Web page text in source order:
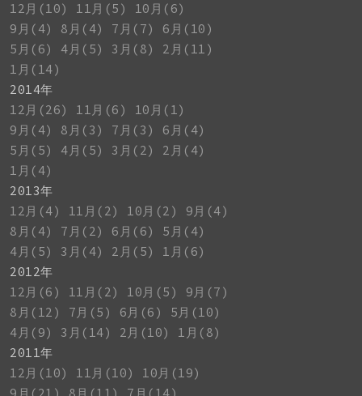
12月(10)
11月(5)
10月(6)
9月(4)
8月(4) 7月(7)
6月(10)
5月(6)
4月(5) 3月(8)
2月(11)
1月(14)
2014年
12月(26)
11月(6)
10月(1)
9月(4)
8月(3) 7月(3)
6月(4)
5月(5)
4月(5) 3月(2)
2月(4)
1月(4)
2013年
12月(4)
11月(2) 10月(2)
9月(4)
8月(4)
7月(2) 6月(6)
5月(4)
4月(5)
3月(4) 2月(5)
1月(6)
2012年
12月(6)
11月(2) 10月(5)
9月(7)
8月(12)
7月(5) 6月(6)
5月(10)
4月(9)
3月(14) 2月(10)
1月(8)
2011年
12月(10)
11月(10)
10月(19)